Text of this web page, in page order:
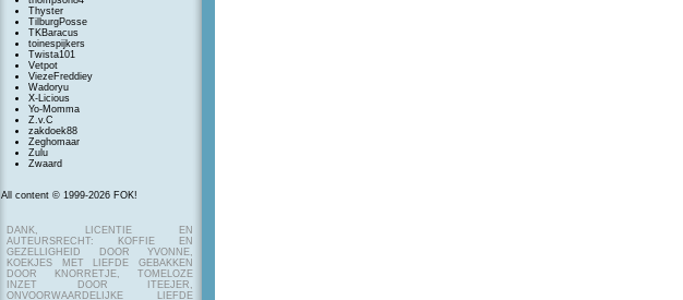
Thyster
TilburgPosse
TKBaracus
toinespijkers
Twista101
Vetpot
ViezeFreddiey
Wadoryu
X-Licious
Yo-Momma
Z.v.C
zakdoek88
Zeghomaar
Zulu
Zwaard
All content © 1999-2026 FOK!
DANK, LICENTIE EN
AUTEURSRECHT: KOFFIE EN
GEZELLIGHEID DOOR YVONNE,
KOEKJES MET LIEFDE GEBAKKEN
DOOR KNORRETJE, TOMELOZE
INZET DOOR ITEEJER,
ONVOORWAARDELIJKE LIEFDE